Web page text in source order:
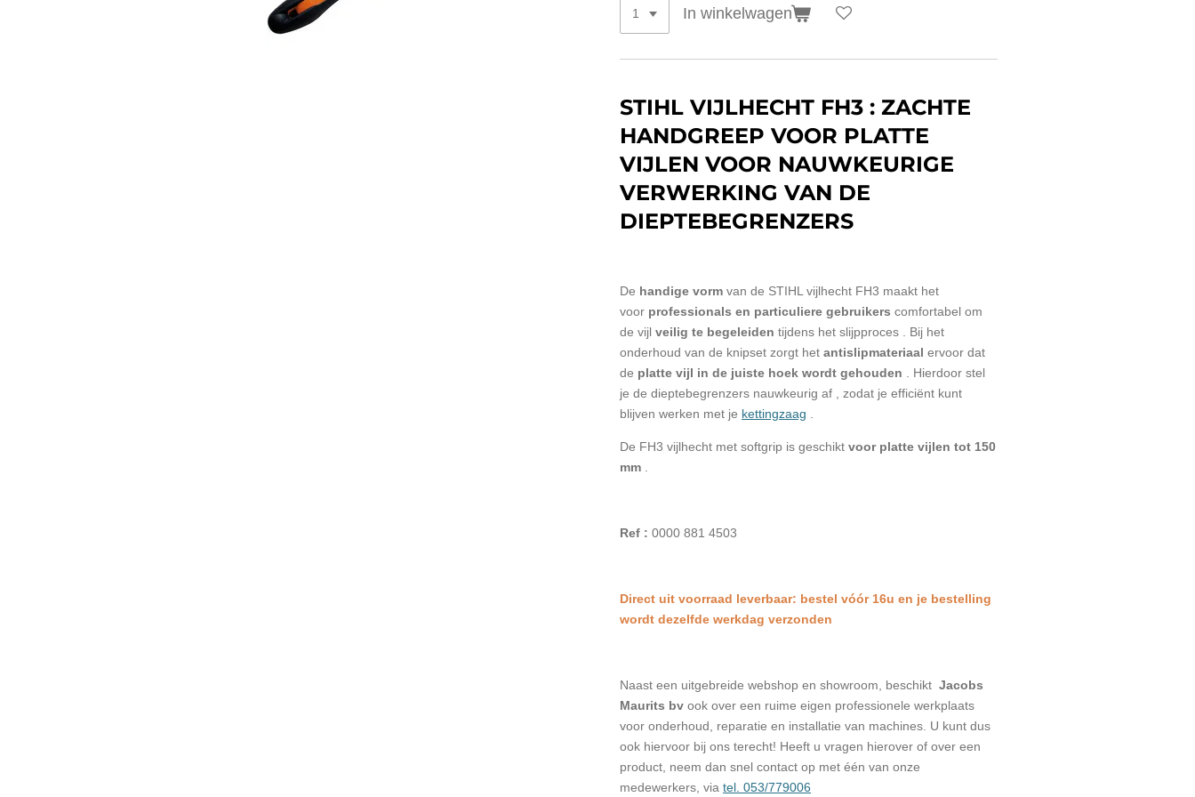
In winkelwagen
STIHL VIJLHECHT FH3 : ZACHTE
HANDGREEP VOOR PLATTE
VIJLEN VOOR NAUWKEURIGE
VERWERKING VAN DE
DIEPTEBEGRENZERS
De handige vorm van de STIHL vijlhecht FH3 maakt het
voor professionals en particuliere gebruikers comfortabel om
de vijl veilig te begeleiden tijdens het slijpproces . Bij het
onderhoud van de knipset zorgt het antislipmateriaal ervoor dat
de platte vijl in de juiste hoek wordt gehouden . Hierdoor stel
je de dieptebegrenzers nauwkeurig af , zodat je efficiënt kunt
blijven werken met je kettingzaag .
De FH3 vijlhecht met softgrip is geschikt voor platte vijlen tot 150
mm .
Ref : 0000 881 4503
Direct uit voorraad leverbaar: bestel vóór 16u en je bestelling
wordt dezelfde werkdag verzonden
Naast een uitgebreide webshop en showroom, beschikt Jacobs
Maurits bv ook over een ruime eigen professionele werkplaats
voor onderhoud, reparatie en installatie van machines. U kunt dus
ook hiervoor bij ons terecht! Heeft u vragen hierover of over een
product, neem dan snel contact op met één van onze
medewerkers, via tel. 053/779006